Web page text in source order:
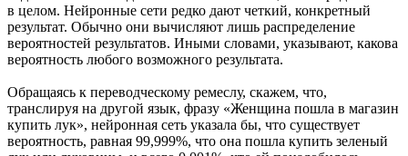
в целом. Нейронные сети редко дают четкий, конкретный
результат. Обычно они вычисляют лишь распределение
вероятностей результатов. Иными словами, указывают, какова
вероятность любого возможного результата.
Обращаясь к переводческому ремеслу, скажем, что,
транслируя на другой язык, фразу «Женщина пошла в магазин
купить лук», нейронная сеть указала бы, что существует
вероятность, равная 99,999%, что она пошла купить зеленый